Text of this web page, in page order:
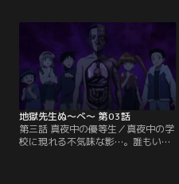
の霊能力教師だ。赴任早々、クラス
の生徒・広と衝突する鵺野。怒りを
抑えられず、別人のようになった広
を心配するクラスメイトたちだが、
鵺野は背後に潜む妖怪の存在に気付
く。
地獄先生ぬ～べ～ 第03話
第三話 真夜中の優等生／真夜中の学
校に現れる不気味な影…。誰もいな